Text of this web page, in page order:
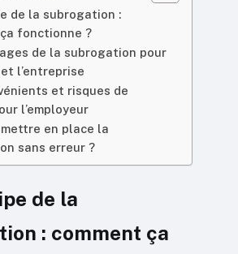
de la subrogation :
fonctionne ?
de la subrogation pour
l’entreprise
et risques de
l’employeur
mettre en place la
sans erreur ?
de la
: comment ça